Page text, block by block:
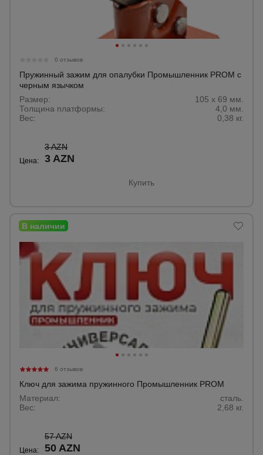
0 отзывов
Пружинный зажим для опалубки Промышленник PROM с
черным язычком
Размер:
105 x 69 мм.
Толщина платформы:
4,0 мм.
Вес:
0,38 кг.
Цена:
3 AZN
3 AZN
Купить
6 отзывов
Ключ для зажима пружинного Промышленник PROM
Материал:
сталь.
Вес:
2,68 кг.
Цена:
57 AZN
50 AZN